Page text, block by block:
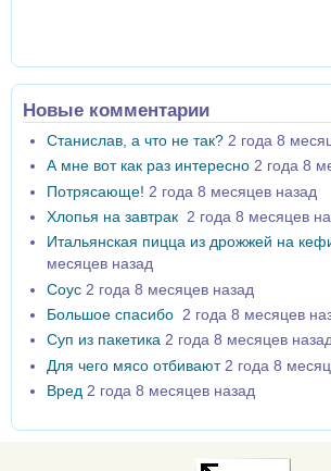
Новые комментарии
Станислав, а что не так? 2 года 8
А мне вот как раз интересно 2 года 8
Потрясающе! 2 года 8 месяцев назад
Хлопья на завтрак 2 года 8 месяцев
Итальянская пицца из дрожжей на
месяцев назад
Соус 2 года 8 месяцев назад
Большое спасибо 2 года 8 месяцев
Суп из пакетика 2 года 8 месяцев
Для чего мясо отбивают 2 года 8
Вред 2 года 8 месяцев назад